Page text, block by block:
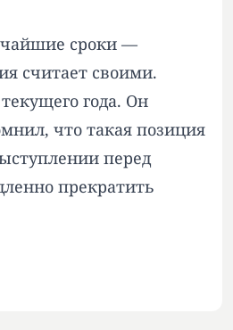
сроки —
считает своими.
года. Он
что такая позиция
перед
прекратить